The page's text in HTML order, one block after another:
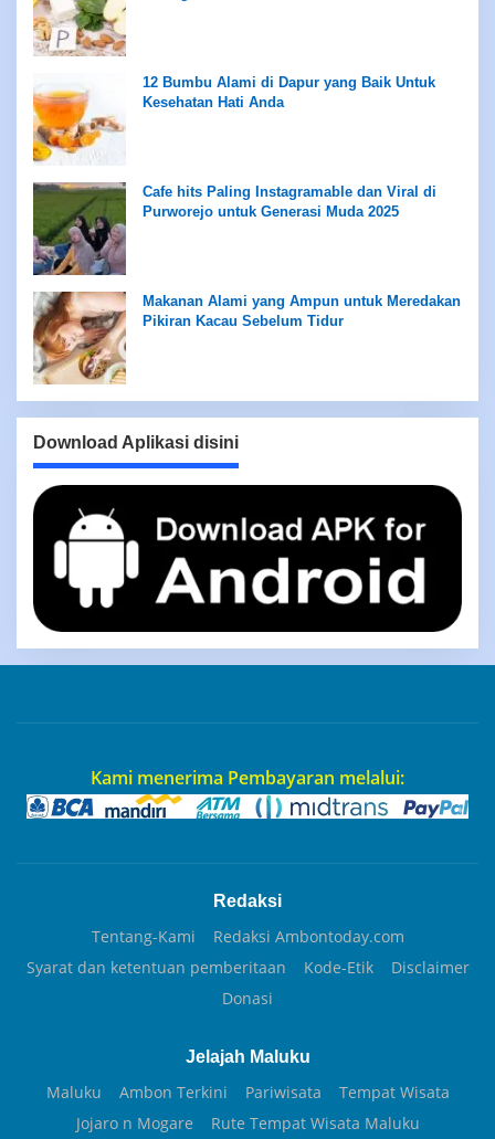
12 Bumbu Alami di Dapur yang Baik Untuk
Kesehatan Hati Anda
Cafe hits Paling Instagramable dan Viral di
Purworejo untuk Generasi Muda 2025
Makanan Alami yang Ampun untuk Meredakan
Pikiran Kacau Sebelum Tidur
Download Aplikasi disini
Kami menerima Pembayaran melalui:
Redaksi
Tentang-Kami
Redaksi Ambontoday.com
Syarat dan ketentuan pemberitaan
Kode-Etik
Disclaimer
Donasi
Jelajah Maluku
Maluku Ambon Terkini Pariwisata
Tempat Wisata
Jojaro n Mogare
Rute Tempat Wisata Maluku